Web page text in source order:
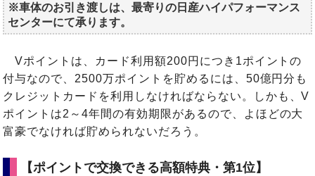
※車体のお引き渡しは、最寄りの日産ハイパフォーマンス
センターにて承ります。
Vポイントは、カード利用額200円につき1ポイントの
付与なので、2500万ポイントを貯めるには、50億円分も
クレジットカードを利用しなければならない。しかも、V
ポイントは2～4年間の有効期限があるので、よほどの大
富豪でなければ貯められないだろう。
【ポイントで交換できる高額特典・第1位】